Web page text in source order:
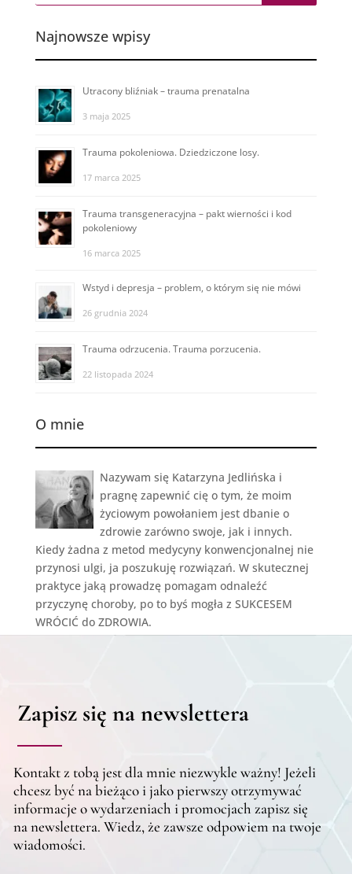
Najnowsze wpisy
Utracony bliźniak – trauma prenatalna
3 maja 2025
Trauma pokoleniowa. Dziedziczone losy.
17 marca 2025
Trauma transgeneracyjna – pakt wierności i kod
pokoleniowy
16 marca 2025
Wstyd i depresja – problem, o którym się nie mówi
26 grudnia 2024
Trauma odrzucenia. Trauma porzucenia.
22 listopada 2024
O mnie
Nazywam się Katarzyna Jedlińska i
pragnę zapewnić cię o tym, że moim
życiowym powołaniem jest dbanie o
zdrowie zarówno swoje, jak i innych.
Kiedy żadna z metod medycyny konwencjonalnej nie
przynosi ulgi, ja poszukuję rozwiązań. W skutecznej
praktyce jaką prowadzę pomagam odnaleźć
przyczynę choroby, po to byś mogła z SUKCESEM
WRÓCIĆ do ZDROWIA.
Zapisz się na newslettera
Kontakt z tobą jest dla mnie niezwykle ważny! Jeżeli
chcesz być na bieżąco i jako pierwszy otrzymywać
informacje o wydarzeniach i promocjach zapisz się
na newslettera. Wiedz, że zawsze odpowiem na twoje
wiadomości.